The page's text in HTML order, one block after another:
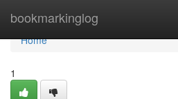
bookmarkinglog
Home
Home
1